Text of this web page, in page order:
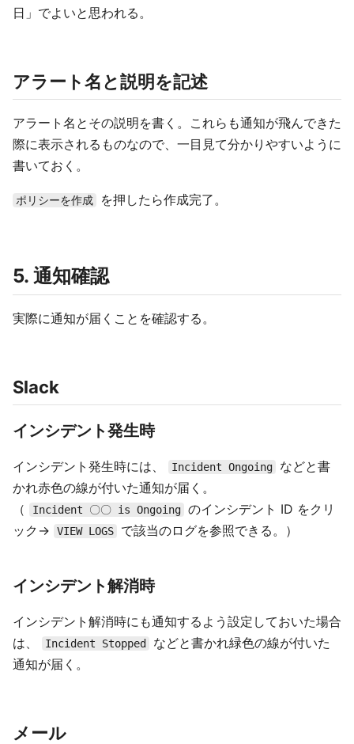
日」でよいと思われる。
アラート名と説明を記述
アラート名とその説明を書く。これらも通知が飛んできた
際に表示されるものなので、一目見て分かりやすいように
書いておく。
ポリシーを作成 を押したら作成完了。
5. 通知確認
実際に通知が届くことを確認する。
Slack
インシデント発生時
インシデント発生時には、 Incident Ongoing
などと書
かれ赤色の線が付いた通知が届く。
（
Incident 〇〇 is Ongoing のインシデント ID をクリ
ック→
VIEW LOGS で該当のログを参照できる。）
インシデント解消時
インシデント解消時にも通知するよう設定しておいた場合
は、
Incident Stopped
などと書かれ緑色の線が付いた
通知が届く。
メール